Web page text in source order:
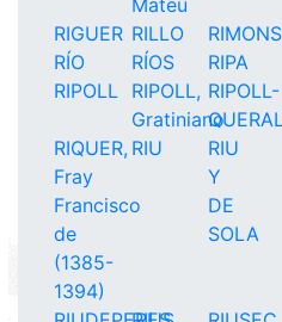
Mateu
RIGUER RILLO RIMONS
RÍO
RÍOS RIPA
RIPOLL RIPOLL,
Gratiniano
RIPOLL-
RIQUER,
Fray
Francisco
de
(1385-
1394)
RIU
RIU
Y
DE
SOLA